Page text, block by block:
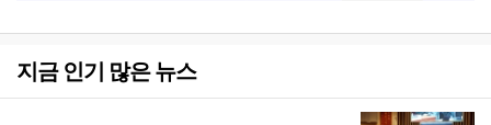
지금 인기 많은 뉴스